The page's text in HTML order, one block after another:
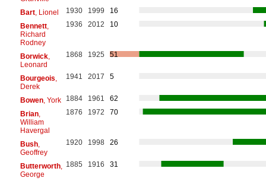
Bart, Lionel 1930 1999
16
Bennett,
Richard
Rodney
1936 2012 10
Borwick,
Leonard
1868 1925 51
Bourgeois
Derek
1941 2017 5
Bowen, York 1884 1961
62
Brian,
William
Havergal
1876 1972 70
Bush,
Geoffrey
1920 1998 26
Butterworth,
George
1885 1916 31